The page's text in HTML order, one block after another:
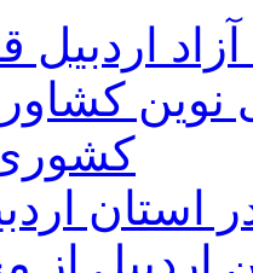
اردبیل
نوین
استان
از